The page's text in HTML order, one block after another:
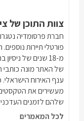
צוות התוכן של
חברת פרסומדיה
מ-18 שנים של
של האתר מונה כותבי
ענף האירוח הישראלי.
מעשירים את
שלהם לזמנים
לכל המאמרים